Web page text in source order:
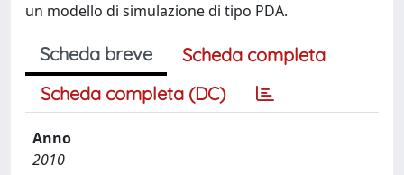
un modello di simulazione di tipo PDA.
Scheda breve
Scheda completa
Scheda completa (DC)
Anno
2010